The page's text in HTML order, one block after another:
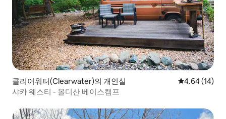
클리어워터(Clearwater)의 개인실 평점 4.64점(5
4.64 (14)
샤카 웨스티 - 볼디산 베이스캠프